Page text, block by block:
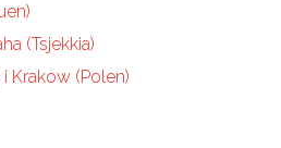
(Tsjekkia)
Krakow (Polen)